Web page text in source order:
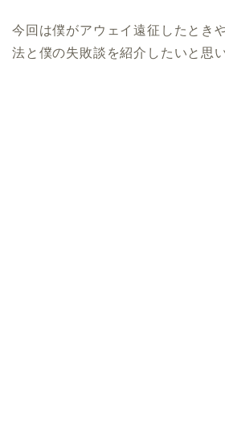
今回は僕がアウェイ遠征したとき
法と僕の失敗談を紹介したいと思